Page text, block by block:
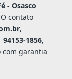
- Osasco
contato
,
94153-1856,
com garantia